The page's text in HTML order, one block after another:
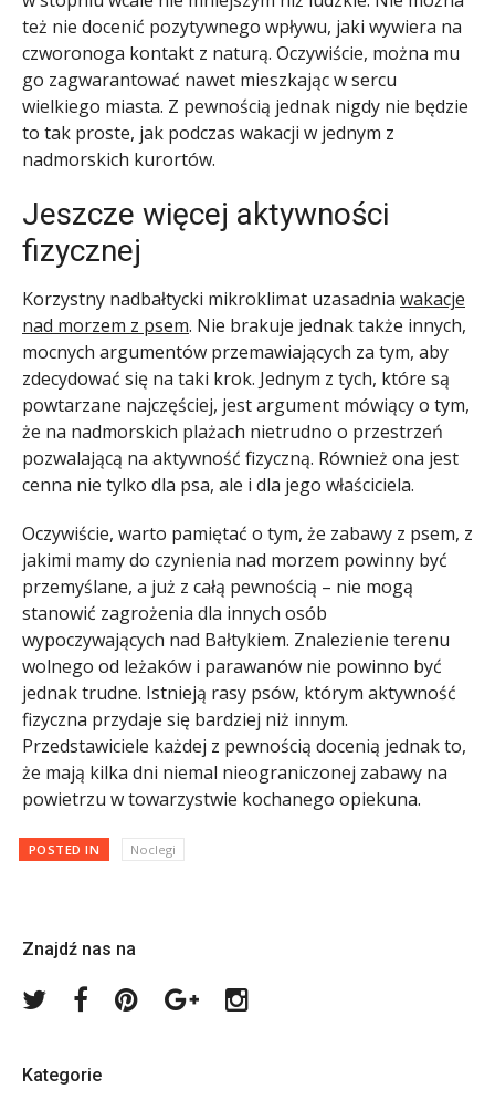
też nie docenić pozytywnego wpływu, jaki wywiera na
czworonoga kontakt z naturą. Oczywiście, można mu
go zagwarantować nawet mieszkając w sercu
wielkiego miasta. Z pewnością jednak nigdy nie będzie
to tak proste, jak podczas wakacji w jednym z
nadmorskich kurortów.
Jeszcze więcej aktywności
fizycznej
Korzystny nadbałtycki mikroklimat uzasadnia wakacje
nad morzem z psem. Nie brakuje jednak także innych,
mocnych argumentów przemawiających za tym, aby
zdecydować się na taki krok. Jednym z tych, które są
powtarzane najczęściej, jest argument mówiący o tym,
że na nadmorskich plażach nietrudno o przestrzeń
pozwalającą na aktywność fizyczną. Również ona jest
cenna nie tylko dla psa, ale i dla jego właściciela.
Oczywiście, warto pamiętać o tym, że zabawy z psem, z
jakimi mamy do czynienia nad morzem powinny być
przemyślane, a już z całą pewnością – nie mogą
stanowić zagrożenia dla innych osób
wypoczywających nad Bałtykiem. Znalezienie terenu
wolnego od leżaków i parawanów nie powinno być
jednak trudne. Istnieją rasy psów, którym aktywność
fizyczna przydaje się bardziej niż innym.
Przedstawiciele każdej z pewnością docenią jednak to,
że mają kilka dni niemal nieograniczonej zabawy na
powietrzu w towarzystwie kochanego opiekuna.
POSTED IN Noclegi
Znajdź nas na
Twitter FacebookPinterestGoogle
Plus
Instagram
Kategorie